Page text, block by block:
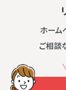
ホーム
ご相談